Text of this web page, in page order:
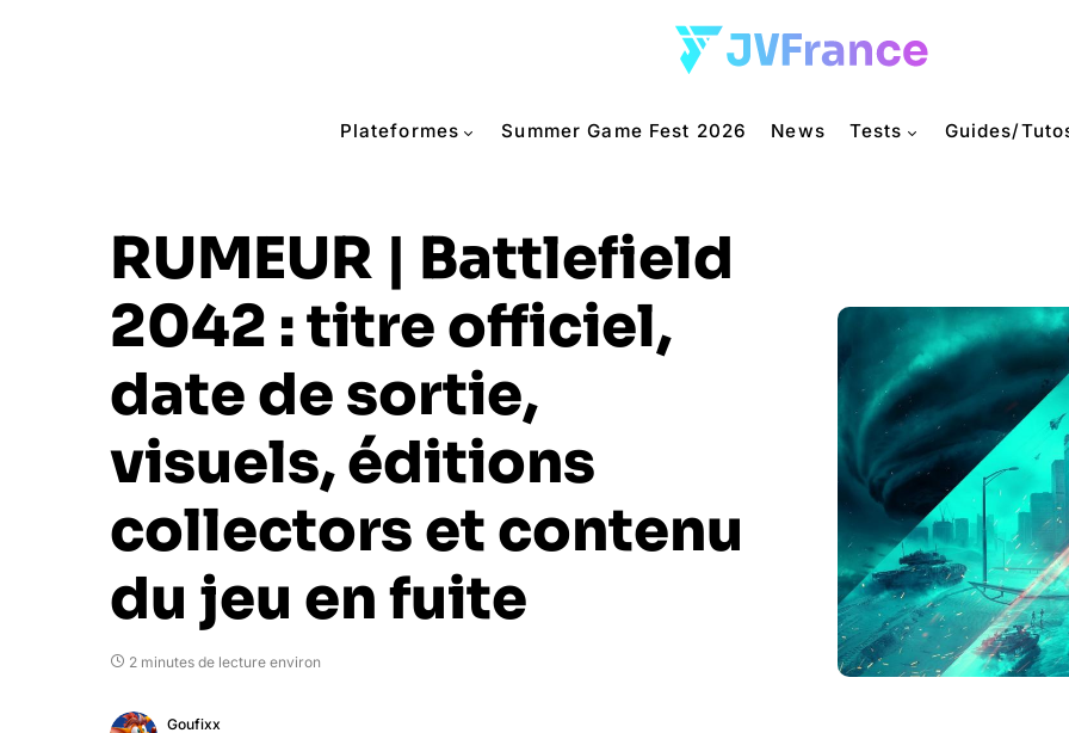
Plateformes Summer Game Fest 2026 News Tests Guides/
RUMEUR | Battlefield
2042 : titre officiel,
date de sortie,
visuels, éditions
collectors et contenu
du jeu en fuite
2 minutes de lecture environ
Goufixx